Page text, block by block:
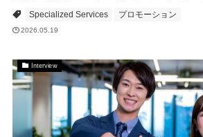
Specialized Services プロモーション
2026.05.19
Interview